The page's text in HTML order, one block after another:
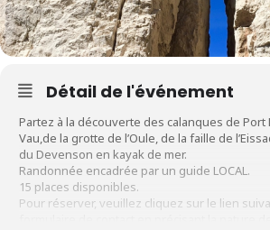
Détail de l'événement
Partez à la découverte des calanques de Port
Vau,de la grotte de l’Oule, de la faille de
du Devenson en kayak de mer.
Randonnée encadrée par un guide LOCAL.
15 places disponibles.
Pour réserver, veuillez cliquez sur le lien